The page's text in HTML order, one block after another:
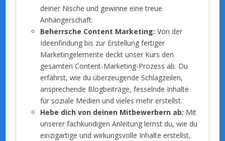
deiner Nische und gewinne eine treue
Anhängerschaft.
Beherrsche Content Marketing: Von der
Ideenfindung bis zur Erstellung fertiger
Marketingelemente deckt unser Kurs den
gesamten Content-Marketing-Prozess ab. Du
erfährst, wie du überzeugende Schlagzeilen,
ansprechende Blogbeiträge, fesselnde Inhalte
für soziale Medien und vieles mehr erstellst.
Hebe dich von deinen Mitbewerbern ab: Mit
unserer fachkundigen Anleitung lernst du, wie du
einzigartige und wirkungsvolle Inhalte erstellst,